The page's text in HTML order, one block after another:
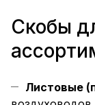
Скобы
Листовые